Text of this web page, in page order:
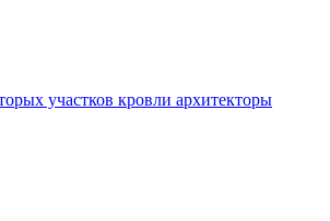
участков кровли архитекторы